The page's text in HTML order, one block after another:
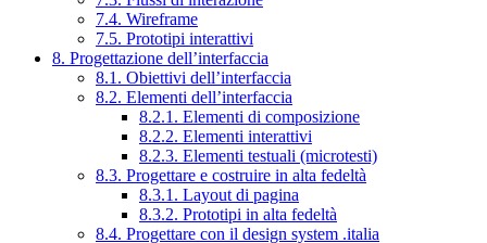
7.4. Wireframe
7.5. Prototipi interattivi
8. Progettazione dell’interfaccia
8.1. Obiettivi dell’interfaccia
8.2. Elementi dell’interfaccia
8.2.1. Elementi di composizione
8.2.2. Elementi interattivi
8.2.3. Elementi testuali (microtesti)
8.3. Progettare e costruire in alta fedeltà
8.3.1. Layout di pagina
8.3.2. Prototipi in alta fedeltà
8.4. Progettare con il design system .italia